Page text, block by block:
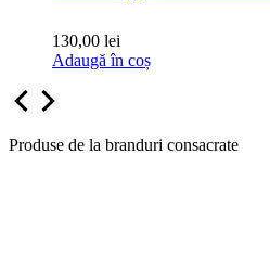
130,00 lei
Adaugă în coș
Produse de la branduri consacrate